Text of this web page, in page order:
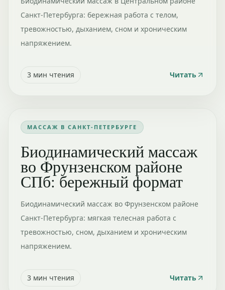
Санкт-Петербурга: бережная работа с телом,
тревожностью, дыханием, сном и хроническим
напряжением.
3 мин чтения Читать
МАССАЖ В САНКТ-ПЕТЕРБУРГЕ
Биодинамический массаж
во Фрунзенском районе
СПб: бережный формат
Биодинамический массаж во Фрунзенском районе
Санкт-Петербурга: мягкая телесная работа с
тревожностью, сном, дыханием и хроническим
напряжением.
3 мин чтения Читать